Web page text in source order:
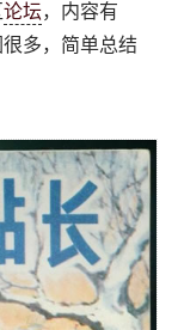
论坛，内容有
多，简单总结